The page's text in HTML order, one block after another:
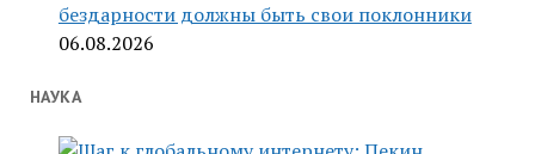
бездарности должны быть свои поклонники
06.08.2026
НАУКА